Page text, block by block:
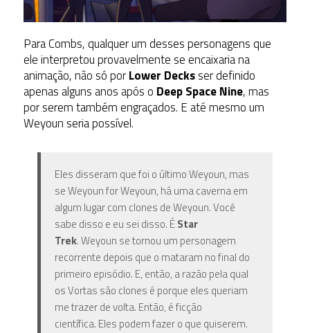
Para Combs, qualquer um desses personagens que
ele interpretou provavelmente se encaixaria na
animação, não só porLower Decksser definido
apenas alguns anos após o Deep Space Nine, mas
por serem também engraçados. E até mesmo um
Weyoun seria possível.
Eles disseram que foi o último Weyoun, mas
se Weyoun for Weyoun, há uma caverna em
algum lugar com clones de Weyoun. Você
sabe disso e eu sei disso. ÉStar
Trek. Weyoun se tornou um personagem
recorrente depois que o mataram no final do
primeiro episódio. E, então, a razão pela qual
os Vortas são clones é porque eles queriam
me trazer de volta. Então, é ficção
científica. Eles podem fazer o que quiserem.